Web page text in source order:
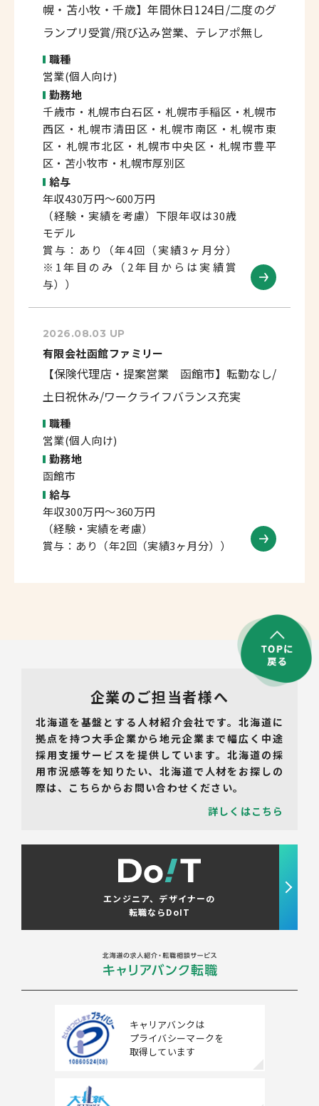
幌・苫小牧・千歳】年間休日124日/二度のグ
ランプリ受賞/飛び込み営業、テレアポ無し
職種
営業(個人向け)
勤務地
千歳市・札幌市白石区・札幌市手稲区・札幌市
西区・札幌市清田区・札幌市南区・札幌市東
区・札幌市北区・札幌市中央区・札幌市豊平
区・苫小牧市・札幌市厚別区
給与
年収430万円～600万円
（経験・実績を考慮）下限年収は30歳
モデル
賞与：あり（年4回（実績3ヶ月分）
※1年目のみ（2年目からは実績賞
与））
2026.08.03 UP
有限会社函館ファミリー
【保険代理店・提案営業 函館市】転勤なし/
土日祝休み/ワークライフバランス充実
職種
営業(個人向け)
勤務地
函館市
給与
年収300万円～360万円
（経験・実績を考慮）
賞与：あり（年2回（実績3ヶ月分））
企業のご担当者様へ
北海道を基盤とする人材紹介会社です。北海道に
拠点を持つ大手企業から地元企業まで幅広く中途
採用支援サービスを提供しています。北海道の採
用市況感等を知りたい、北海道で人材をお探しの
際は、こちらからお問い合わせください。
詳しくはこちら
エンジニア、デザイナーの
転職ならDoIT
キャリアバンクは
プライバシーマークを
取得しています